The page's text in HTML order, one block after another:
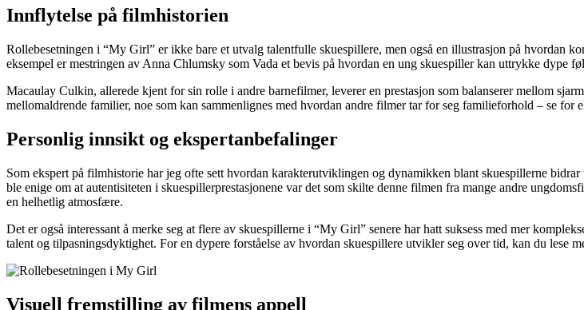
Innflytelse på filmhistorien
Rollebesetningen i “My Girl” er ikke bare et utvalg talentfulle skuespillere, men også en illustrasjon på hvordan
eksempel er mestringen av Anna Chlumsky som Vada et bevis på hvordan en ung skuespiller kan uttrykke dype
Macaulay Culkin, allerede kjent for sin rolle i andre barnefilmer, leverer en prestasjon som balanserer mellom
mellomaldrende familier, noe som kan sammenlignes med hvordan andre filmer tar for seg familieforhold – se for
Personlig innsikt og ekspertanbefalinger
Som ekspert på filmhistorie har jeg ofte sett hvordan karakterutviklingen og dynamikken blant skuespillerne
ble enige om at autentisiteten i skuespillerprestasjonene var det som skilte denne filmen fra mange andre
en helhetlig atmosfære.
Det er også interessant å merke seg at flere av skuespillerne i “My Girl” senere har hatt suksess med mer
talent og tilpasningsdyktighet. For en dypere forståelse av hvordan skuespillere utvikler seg over tid, kan du lese
Visuell fremstilling av filmens appell